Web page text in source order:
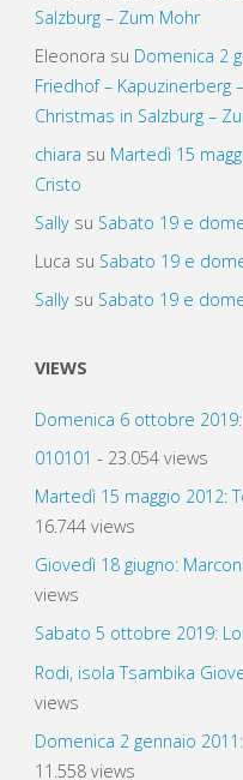
Salzburg – Zum Mohr
Eleonora su Domenica 2
Friedhof – Kapuzinerberg
Christmas in Salzburg –
chiara su Martedì 15
Cristo
Sallysu Sabato 19 e
Luca su Sabato 19 e
Sallysu Sabato 19 e
VIEWS
Domenica 6 ottobre
010101 - 23.054 views
Martedì 15 maggio 2012:
16.744 views
Giovedì 18 giugno:
views
Sabato 5 ottobre 2019:
Rodi, isola Tsambika
views
Domenica 2 gennaio
11.558 views